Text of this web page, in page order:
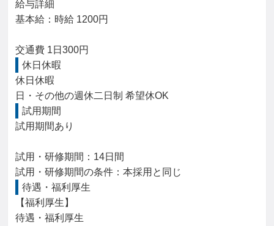
給与詳細
基本給：時給 1200円
交通費 1日300円
休日休暇
休日休暇
日・その他の週休二日制 希望休OK
試用期間
試用期間あり
試用・研修期間：14日間
待遇・福利厚生
【福利厚生】
待遇・福利厚生